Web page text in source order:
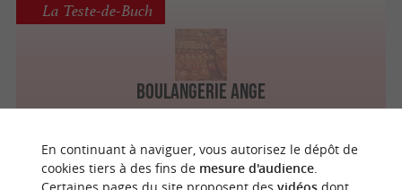
Boulangerie Ange
La Teste-de-Buch
En continuant à naviguer, vous autorisez le dépôt de
cookies tiers à des fins de mesure d'audience.
Certaines pages du site proposent des vidéosdont